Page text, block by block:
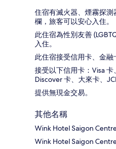
住宿有滅火器、煙霧探
欄，旅客可以安心入住。
此住宿為性別友善
入住。
此住宿接受信用卡、金融
接受以下信用卡：Visa 卡
Discover 卡、大來卡、
提供無現金交易。
其他名稱
Wink Hotel Saigon
Wink Hotel Saigon